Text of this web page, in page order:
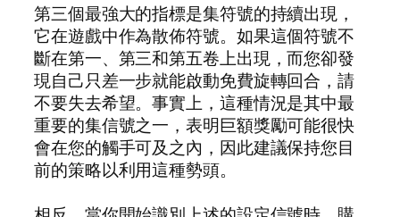
第三個最強大的指標是集符號的持續出現，
它在遊戲中作為散佈符號。如果這個符號不
斷在第一、第三和第五卷上出現，而您卻發
現自己只差一步就能啟動免費旋轉回合，請
不要失去希望。事實上，這種情況是其中最
重要的集信號之一，表明巨額獎勵可能很快
會在您的觸手可及之內，因此建議保持您目
前的策略以利用這種勢頭。